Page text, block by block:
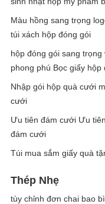
Màu hồng sang trọng
túi xách hộp đóng gói
hộp đóng gói sang
phong phú Bọc giấy hộp
Nhập gói hộp quà cưới
cưới
Ưu tiên đám cưới Ưu
đám cưới
Túi mua sắm giấy quà
Thép Nhẹ
tùy chỉnh đơn chai bao